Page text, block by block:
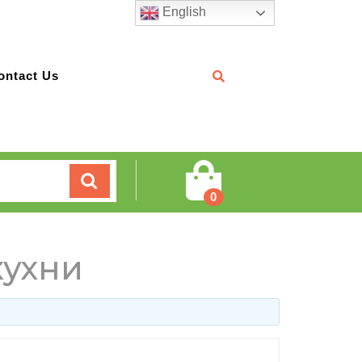
Us
0
English